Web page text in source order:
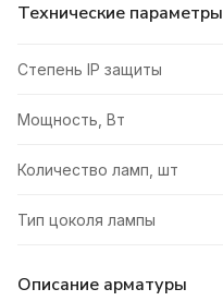
Технические параметры
Степень IP защиты
Мощность, Вт
Количество ламп, шт
Тип цоколя лампы
Описание арматуры